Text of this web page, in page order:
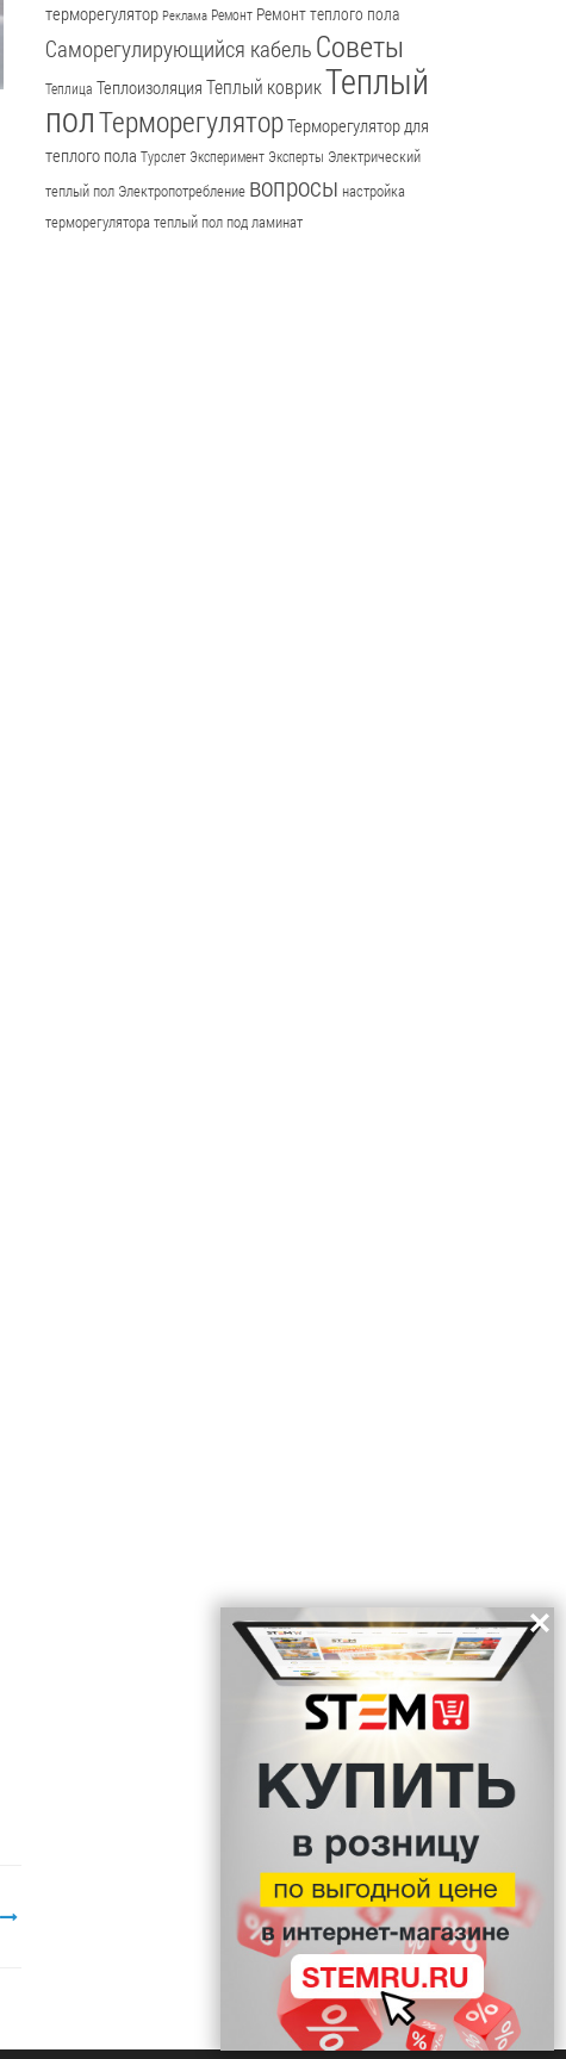
терморегулятор Реклама Ремонт Ремонт теплого пола
Саморегулирующийся кабель Советы
Теплица Теплоизоляция Теплый коврикТеплый
полТерморегуляторТерморегулятор для
теплого пола Турслет Эксперимент Эксперты Электрический
теплый пол Электропотребление вопросы настройка
терморегуляторатеплый пол под ламинат